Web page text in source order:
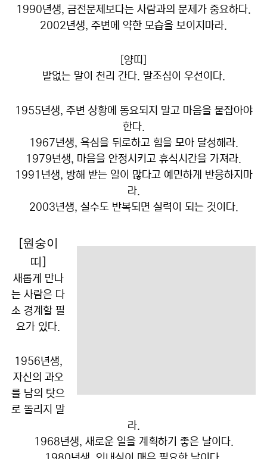
1990년생, 금전문제보다는 사람과의 문제가 중요하다.
2002년생, 주변에 약한 모습을 보이지마라.
[양띠]
발없는 말이 천리 간다. 말조심이 우선이다.
1955년생, 주변 상황에 동요되지 말고 마음을 붙잡아야
한다.
1967년생, 욕심을 뒤로하고 힘을 모아 달성해라.
1979년생, 마음을 안정시키고 휴식시간을 가져라.
1991년생, 방해 받는 일이 많다고 예민하게 반응하지마
라.
2003년생, 실수도 반복되면 실력이 되는 것이다.
[원숭이
띠]
새롭게 만나
는 사람은 다
소 경계할 필
요가 있다.
1956년생,
자신의 과오
를 남의 탓으
로 돌리지 말
라.
1968년생, 새로운 일을 계획하기 좋은 날이다.